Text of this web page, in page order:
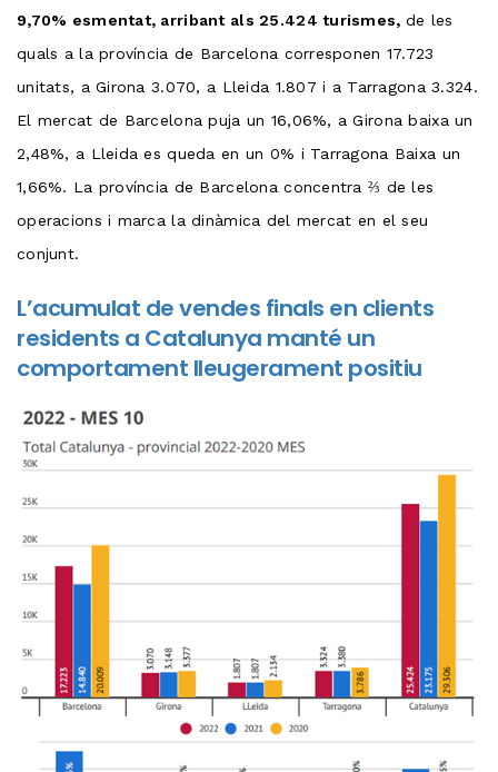
9,70% esmentat, arribant als 25.424 turismes, de les
quals a la província de Barcelona corresponen 17.723
unitats, a Girona 3.070, a Lleida 1.807 i a Tarragona 3.324.
El mercat de Barcelona puja un 16,06%, a Girona baixa un
2,48%, a Lleida es queda en un 0% i Tarragona Baixa un
1,66%. La província de Barcelona concentra ⅔ de les
operacions i marca la dinàmica del mercat en el seu
conjunt.
L’acumulat de vendes finals en clients
residents a Catalunya manté un
comportament lleugerament positiu